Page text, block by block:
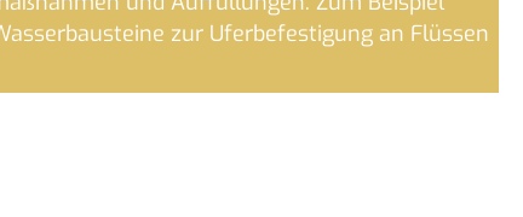
zur Uferbefestigung an Flüssen